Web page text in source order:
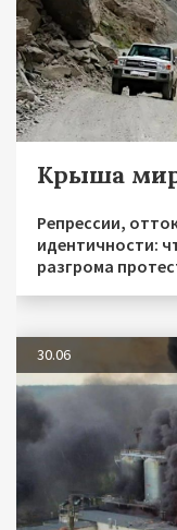
Крыша
Репрессии,
идентичности:
разгрома
30.06